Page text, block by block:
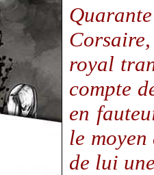
royal
compte
en
le
de lui